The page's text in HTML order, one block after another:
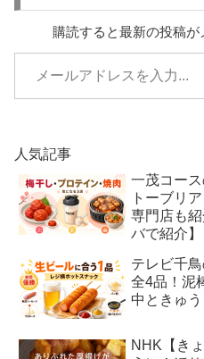
購読すると最新の投稿が
人気記事
一茂コー
トーブリ
専門店も
バで紹介】
テレビ千
全4品！泥
中ときゅ
NHK【き